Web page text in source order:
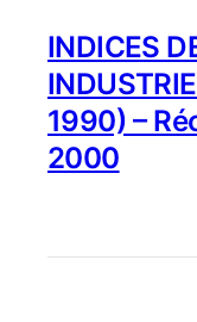
INDICES
1990) –
2000